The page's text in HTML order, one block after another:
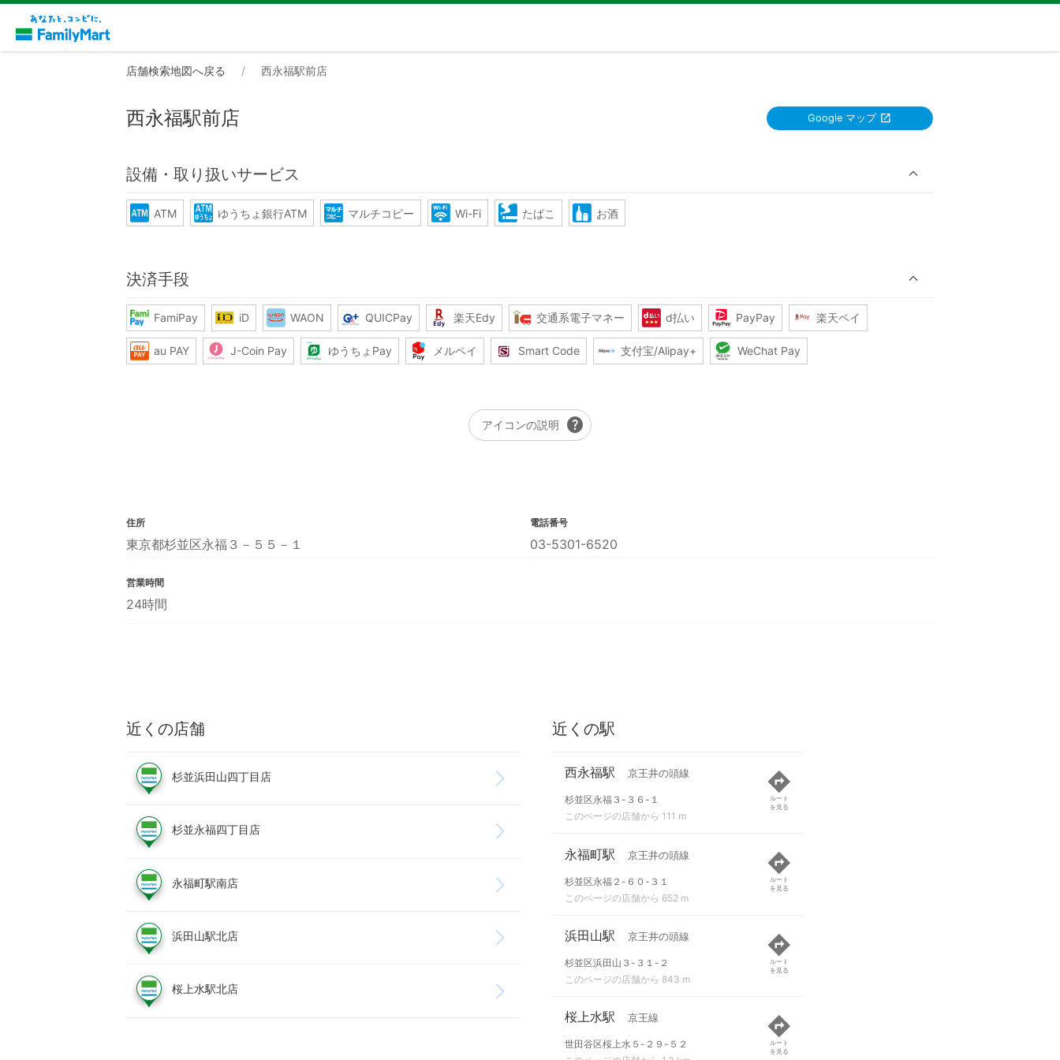
店舗検索地図へ戻る 西永福駅前店
西永福駅前店 Google マップ
設備・取り扱いサービス
ATM ゆうちょ銀行ATM マルチコピー Wi-Fi たばこ お酒
決済手段
FamiPay iD WAON QUICPay 楽天Edy 交通系電子マネー d払い PayPay 楽天ペイ
au PAY J-Coin Pay ゆうちょPay メルペイ Smart Code 支付宝/Alipay+ WeChat Pay
アイコンの説明 help
住所
東京都杉並区永福３－５５－１
電話番号
03-5301-6520
営業時間
24時間
近くの店舗
杉並浜田山四丁目店
杉並永福四丁目店
永福町駅南店
浜田山駅北店
桜上水駅北店
近くの駅
西永福駅 京王井の頭線
杉並区永福３-３６-１
このページの店舗から 111 m
ルート
を見る
永福町駅 京王井の頭線
杉並区永福２-６０-３１
このページの店舗から 652 m
ルート
を見る
浜田山駅 京王井の頭線
杉並区浜田山３-３１-２
このページの店舗から 843 m
ルート
を見る
桜上水駅 京王線
世田谷区桜上水５-２９-５２
ルート
を見る